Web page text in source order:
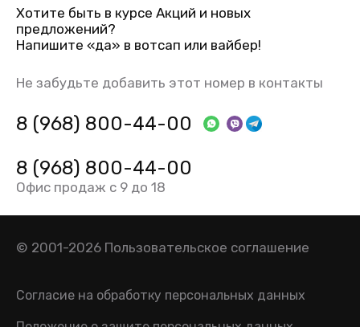
Хотите быть в курсе Акций и новых
предложений?
Напишите «да» в вотсап или вайбер!
Не забудьте добавить этот номер в контакты
8 (968) 800-44-00
8 (968) 800-44-00
Офис продаж с 9 до 18
© 2001-2026 Пользовательское соглашение
Согласие на обработку персональных данных